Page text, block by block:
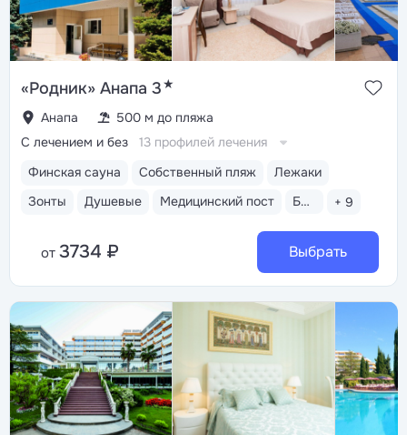
«Родник» Анапа 3★
Анапа 500 м до пляжа
Финская сауна Собственный пляж
Лежаки
Зонты
Душевые Медицинский пост Бассейн открытый + 9
С лечением и без 13 профилей лечения
от 3734 ₽ Выбрать